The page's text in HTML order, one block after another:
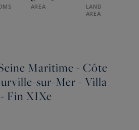
AREA
LAND
AREA
Maritime - Côte
sur-Mer - Villa
Fin XIXe